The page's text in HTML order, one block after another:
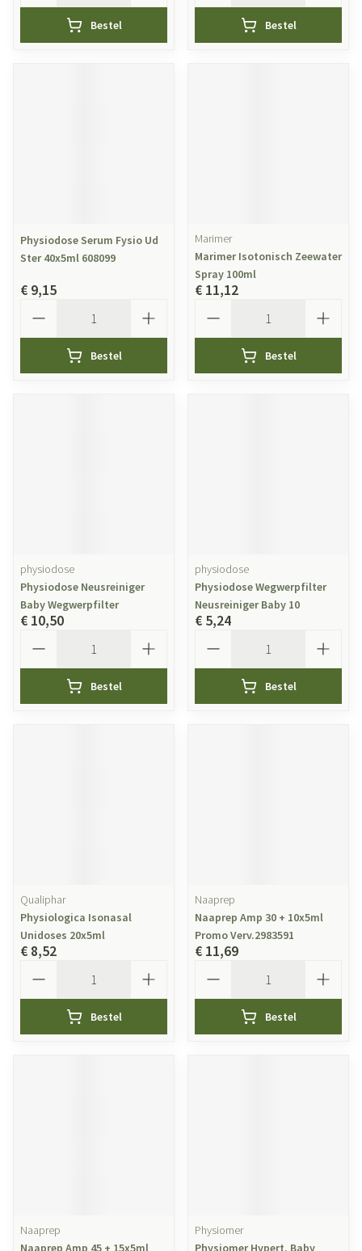
Bestel Bestel
Physiodose Serum Fysio Ud
Ster 40x5ml 608099
€ 9,15
Bestel
Marimer
Marimer Isotonisch Zeewater
Spray 100ml
€ 11,12
Bestel
physiodose
Physiodose Neusreiniger
Baby Wegwerpfilter
€ 10,50
Bestel
physiodose
Physiodose Wegwerpfilter
Neusreiniger Baby 10
€ 5,24
Bestel
Qualiphar
Physiologica Isonasal
Unidoses 20x5ml
€ 8,52
Bestel
Naaprep
Naaprep Amp 30 + 10x5ml
Promo Verv.2983591
€ 11,69
Bestel
Naaprep
Naaprep Amp 45 + 15x5ml
Physiomer
Physiomer Hypert. Baby